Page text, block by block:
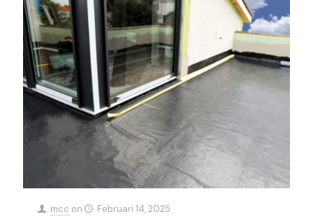
mcc on Februari 14, 2025